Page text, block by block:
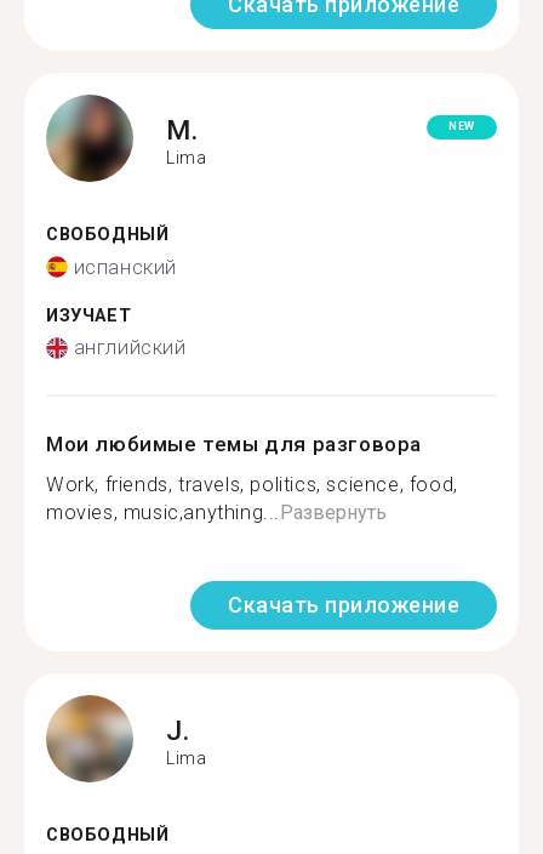
M.
Lima
NEW
СВОБОДНЫЙ
испанский
ИЗУЧАЕТ
английский
Мои любимые темы для разговора
Work, friends, travels, politics, science, food,
movies, music,anything...Развернуть
Скачать приложение
J.
Lima
СВОБОДНЫЙ